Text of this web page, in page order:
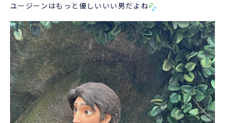
ユージーンはもっと優しいいい男だよね